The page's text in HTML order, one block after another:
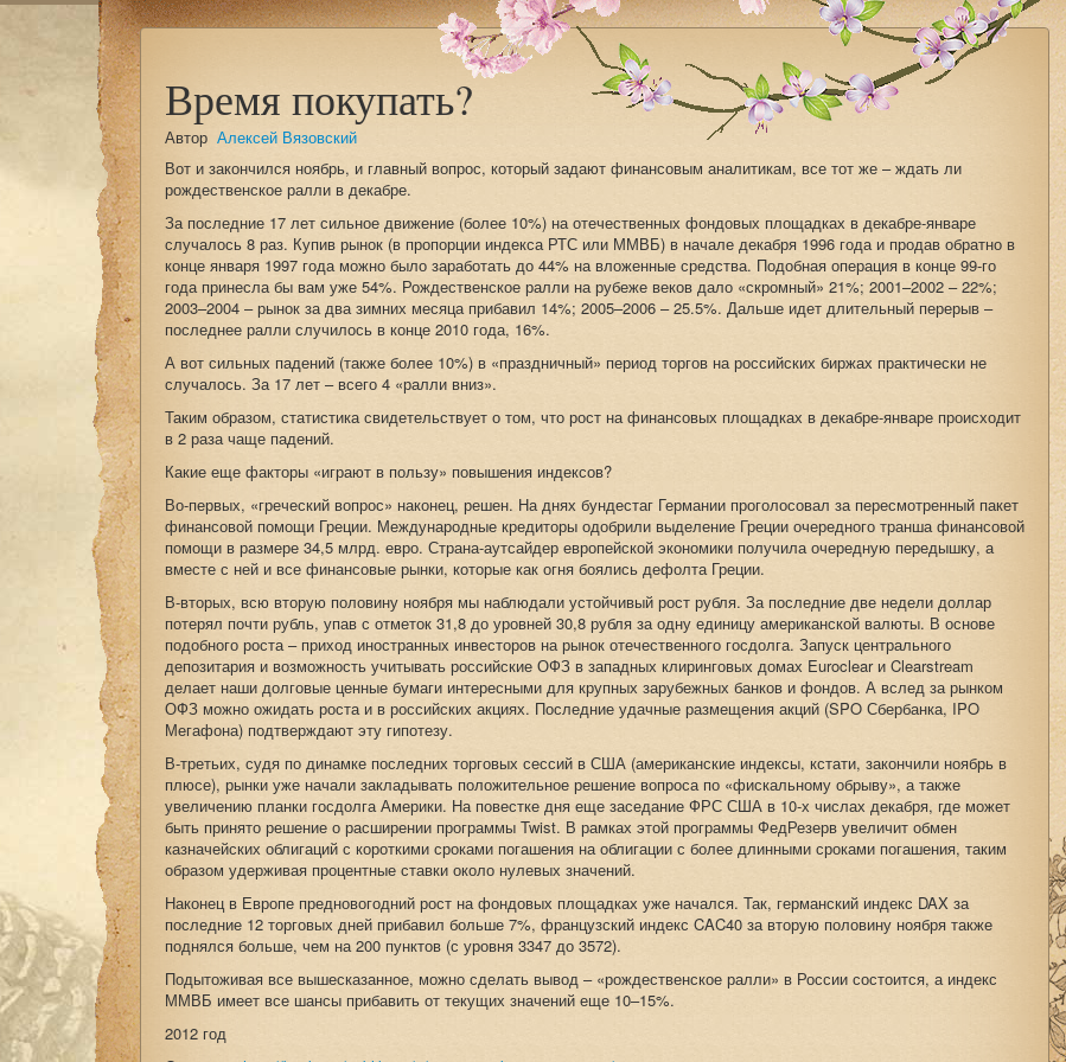
Время покупать?
Автор Алексей Вязовский
Вот и закончился ноябрь, и главный вопрос, который задают финансовым аналитикам, все тот же – ждать ли
рождественское ралли в декабре.
За последние 17 лет сильное движение (более 10%) на отечественных фондовых площадках в декабре-январе
случалось 8 раз. Купив рынок (в пропорции индекса РТС или ММВБ) в начале декабря 1996 года и продав обратно в
конце января 1997 года можно было заработать до 44% на вложенные средства. Подобная операция в конце 99-го
года принесла бы вам уже 54%. Рождественское ралли на рубеже веков дало «скромный» 21%; 2001–2002 – 22%;
2003–2004 – рынок за два зимних месяца прибавил 14%; 2005–2006 – 25.5%. Дальше идет длительный перерыв –
последнее ралли случилось в конце 2010 года, 16%.
А вот сильных падений (также более 10%) в «праздничный» период торгов на российских биржах практически не
случалось. За 17 лет – всего 4 «ралли вниз».
Таким образом, статистика свидетельствует о том, что рост на финансовых площадках в декабре-январе происходит
в 2 раза чаще падений.
Какие еще факторы «играют в пользу» повышения индексов?
Во-первых, «греческий вопрос» наконец, решен. На днях бундестаг Германии проголосовал за пересмотренный пакет
финансовой помощи Греции. Международные кредиторы одобрили выделение Греции очередного транша финансовой
помощи в размере 34,5 млрд. евро. Страна-аутсайдер европейской экономики получила очередную передышку, а
вместе с ней и все финансовые рынки, которые как огня боялись дефолта Греции.
В-вторых, всю вторую половину ноября мы наблюдали устойчивый рост рубля. За последние две недели доллар
потерял почти рубль, упав с отметок 31,8 до уровней 30,8 рубля за одну единицу американской валюты. В основе
подобного роста – приход иностранных инвесторов на рынок отечественного госдолга. Запуск центрального
депозитария и возможность учитывать российские ОФЗ в западных клиринговых домах Euroclear и Clearstream
делает наши долговые ценные бумаги интересными для крупных зарубежных банков и фондов. А вслед за рынком
ОФЗ можно ожидать роста и в российских акциях. Последние удачные размещения акций (SPO Сбербанка, IPO
Мегафона) подтверждают эту гипотезу.
В-третьих, судя по динамке последних торговых сессий в США (американские индексы, кстати, закончили ноябрь в
плюсе), рынки уже начали закладывать положительное решение вопроса по «фискальному обрыву», а также
увеличению планки госдолга Америки. На повестке дня еще заседание ФРС США в 10-х числах декабря, где может
быть принято решение о расширении программы Twist. В рамках этой программы ФедРезерв увеличит обмен
казначейских облигаций с короткими сроками погашения на облигации с более длинными сроками погашения, таким
образом удерживая процентные ставки около нулевых значений.
Наконец в Европе предновогодний рост на фондовых площадках уже начался. Так, германский индекс DAX за
последние 12 торговых дней прибавил больше 7%, французский индекс CAC40 за вторую половину ноября также
поднялся больше, чем на 200 пунктов (с уровня 3347 до 3572).
Подытоживая все вышесказанное, можно сделать вывод – «рождественское ралли» в России состоится, а индекс
ММВБ имеет все шансы прибавить от текущих значений еще 10–15%.
2012 год